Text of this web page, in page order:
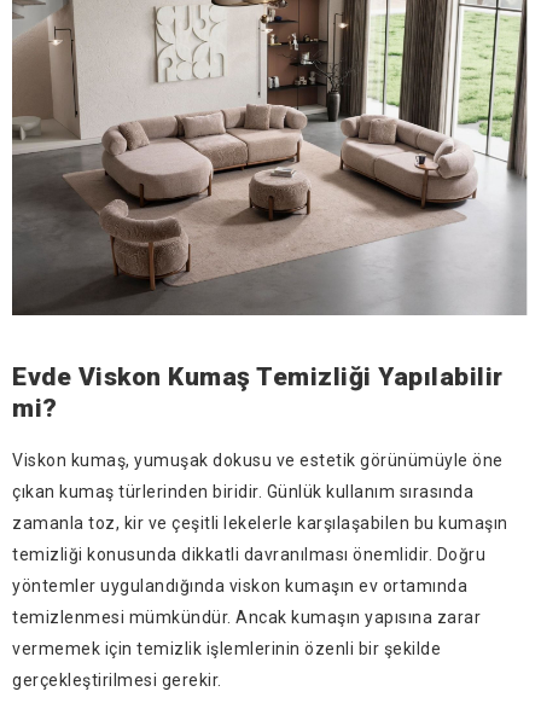
Evde Viskon Kumaş Temizliği Yapılabilir
mi?
Viskon kumaş, yumuşak dokusu ve estetik görünümüyle öne
çıkan kumaş türlerinden biridir. Günlük kullanım sırasında
zamanla toz, kir ve çeşitli lekelerle karşılaşabilen bu kumaşın
temizliği konusunda dikkatli davranılması önemlidir. Doğru
yöntemler uygulandığında viskon kumaşın ev ortamında
temizlenmesi mümkündür. Ancak kumaşın yapısına zarar
vermemek için temizlik işlemlerinin özenli bir şekilde
gerçekleştirilmesi gerekir.